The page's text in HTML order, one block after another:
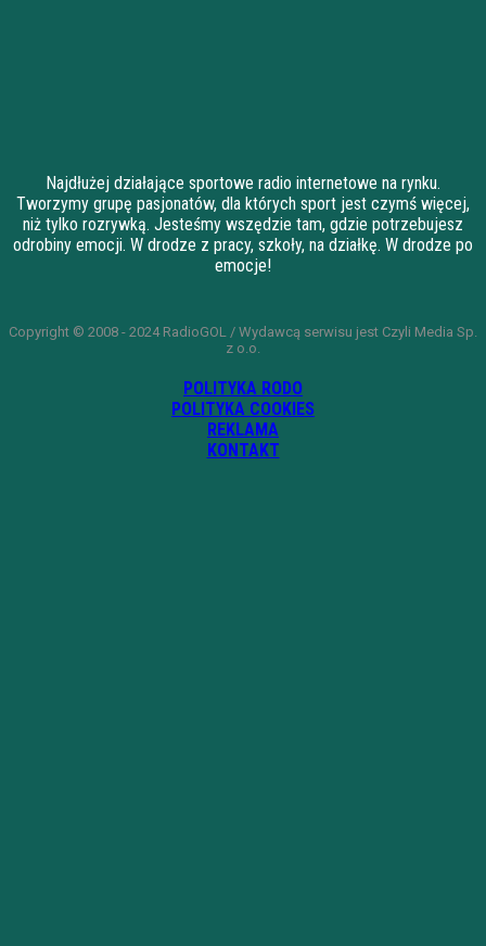
Najdłużej działające sportowe radio internetowe na rynku.
Tworzymy grupę pasjonatów, dla których sport jest czymś więcej,
niż tylko rozrywką. Jesteśmy wszędzie tam, gdzie potrzebujesz
odrobiny emocji. W drodze z pracy, szkoły, na działkę. W drodze po
emocje!
Copyright © 2008 - 2024 RadioGOL / Wydawcą serwisu jest Czyli Media Sp.
z o.o.
POLITYKA RODO
POLITYKA COOKIES
REKLAMA
KONTAKT